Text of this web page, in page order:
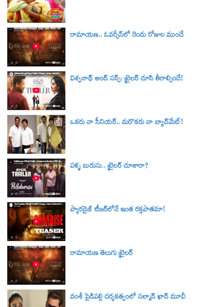
రామాయణ.. ఓవర్సీస్‌లో రెండు రోజుల ముందే
విశ్వనాథ్ అండ్ సన్స్: ట్రైలర్‌ చూసి తీరాల్సిందే!
ఒకరు నా సీనియర్.. మరొకరు నా బ్యాచ్‌మేట్!
పళ్ళ బురుసు.. ట్రైలర్‌ చూశారా?
ప్యారడైజ్ టీజర్‌లోనే ఇంత రక్తపాతమా!
రామాయణ తెలుగు ట్రైలర్‌
వంశీ పైడిపల్లి దర్శకత్వంలో సల్మాన్ ఖాన్ మూవీ